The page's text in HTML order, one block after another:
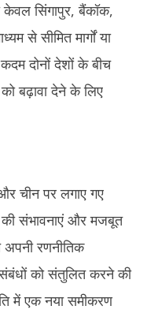
केवल सिंगापुर, बैंकॉक,
से सीमित मार्गों या
कदम दोनों देशों के बीच
बढ़ावा देने के लिए
चीन पर लगाए गए
की संभावनाएं और मजबूत
रणनीतिक
को संतुलित करने की
में एक नया समीकरण